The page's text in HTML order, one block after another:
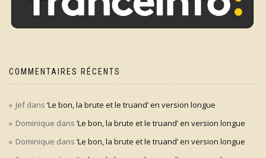
COMMENTAIRES RÉCENTS
Jefdans ‘Le bon, la brute et le truand’ en version longue
Dominique dans ‘Le bon, la brute et le truand’ en version longue
Dominique dans ‘Le bon, la brute et le truand’ en version longue